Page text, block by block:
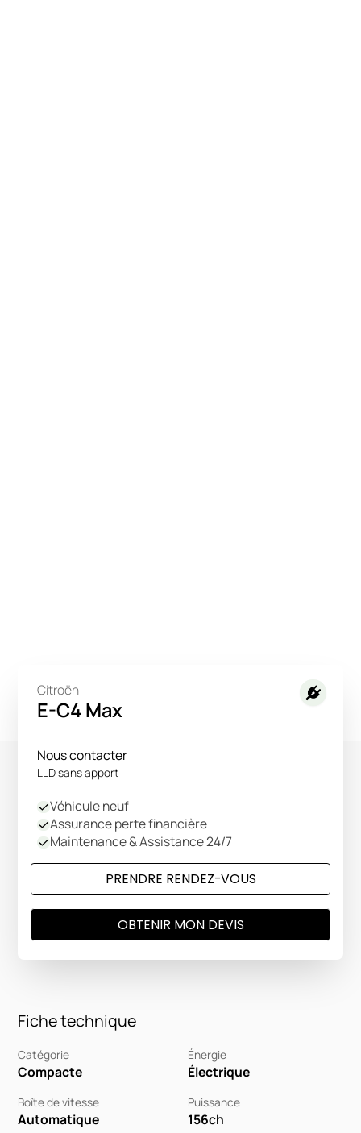
Fiche technique
Catégorie
Compacte
Énergie
Électrique
Boîte de vitesse
Automatique
Puissance
156ch
Citroën
E-C4 Max
Nous contacter
LLD sans apport
Véhicule neuf
Assurance perte financière
Maintenance & Assistance 24/7
PRENDRE RENDEZ-VOUS
OBTENIR MON DEVIS